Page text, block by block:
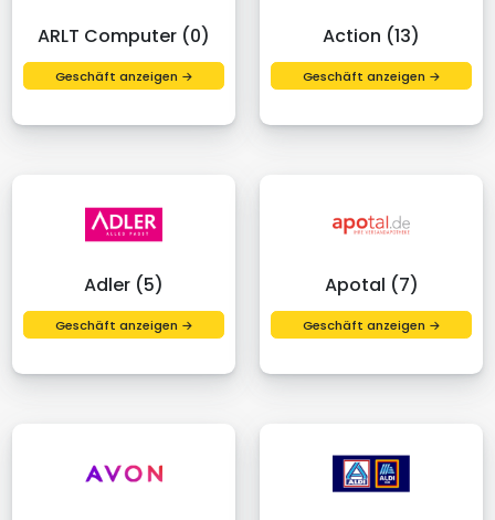
ARLT Computer (0)
Geschäft anzeigen →
Action (13)
Geschäft anzeigen →
Adler (5)
Geschäft anzeigen →
Apotal (7)
Geschäft anzeigen →